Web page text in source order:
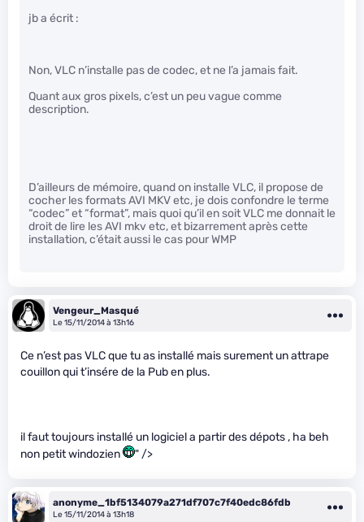
jb a écrit :
Non, VLC n’installe pas de codec, et ne l’a jamais fait.
Quant aux gros pixels, c’est un peu vague comme
description.
D’ailleurs de mémoire, quand on installe VLC, il propose de
cocher les formats AVI MKV etc, je dois confondre le terme
“codec” et “format”, mais quoi qu’il en soit VLC me donnait le
droit de lire les AVI mkv etc, et bizarrement après cette
installation, c’était aussi le cas pour WMP
Vengeur_Masqué
Le 15/11/2014 à 13h16
Ce n’est pas VLC que tu as installé mais surement un attrape
couillon qui t’insére de la Pub en plus.
il faut toujours installé un logiciel a partir des dépots , ha beh
non petit windozien
" />
anonyme_1bf5134079a271df707c7f40edc86fdb
Le 15/11/2014 à 13h18